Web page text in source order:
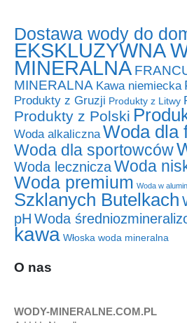
Dostawa wody do
EKSKLUZYWNA
MINERALNA
MINERALNA Kawa niemiecka
Produkty z Gruzji Produkty z Litwy
Produkty z Polski
Woda alkaliczna Woda dla
Woda dla sportowców
Woda leczniczaWoda
Woda premium Woda w
Szklanych Butelkach
pH Woda
kawa Włoska woda mineralna
O nas
WODY-MINERALNE.COM.PL